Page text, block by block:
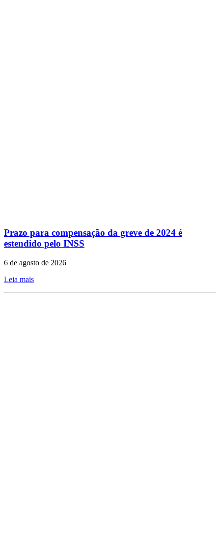
Prazo para compensação da greve de 2024 é
estendido pelo INSS
6 de agosto de 2026
Leia mais